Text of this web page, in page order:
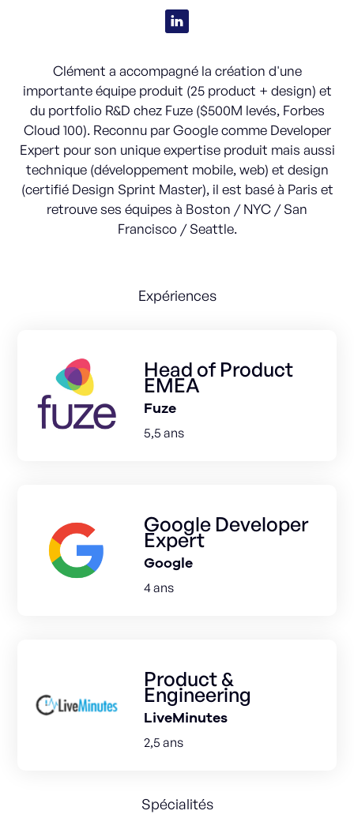
Clément a accompagné la création d'une
importante équipe produit (25 product + design) et
du portfolio R&D chez Fuze ($500M levés, Forbes
Cloud 100). Reconnu par Google comme Developer
Expert pour son unique expertise produit mais aussi
technique (développement mobile, web) et design
(certifié Design Sprint Master), il est basé à Paris et
retrouve ses équipes à Boston / NYC / San
Francisco / Seattle.
Expériences
Head of Product
EMEA
Fuze
5,5 ans
Google Developer
Expert
Google
4 ans
Product &
Engineering
LiveMinutes
2,5 ans
Spécialités